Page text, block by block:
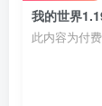
我的世界
此内容为付